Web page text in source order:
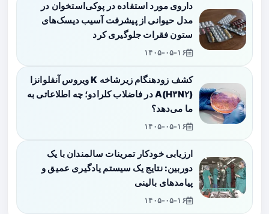
داروی مورد استفاده در پوکی‌استخوان در
مدل حیوانی از پیشرفت آسیب دیسک‌های
ستون فقرات جلوگیری کرد
۱۴۰۵-۰۵-۱۶
کشف زودهنگام زیرشاخه K ویروس آنفلوانزا
A(H۳N۲) در فاضلاب کلرادو؛ چه اطلاعاتی به
ما می‌دهد؟
۱۴۰۵-۰۵-۱۶
ارزیابی خودکار تمرینات سالمندان با یک
دوربین: نتایج یک سیستم یادگیری عمیق و
پیامدهای بالینی
۱۴۰۵-۰۵-۱۶